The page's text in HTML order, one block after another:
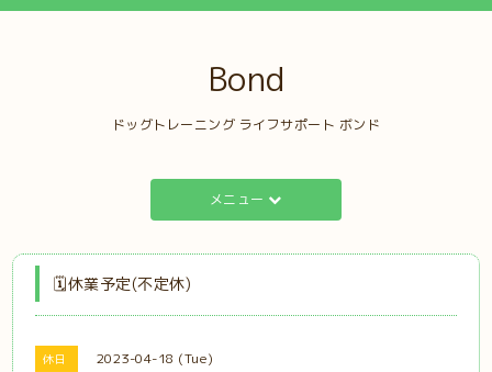
Bond
ドッグトレーニング ライフサポート ボンド
メニュー
🗓️休業予定(不定休)
休日 2023-04-18 (Tue)